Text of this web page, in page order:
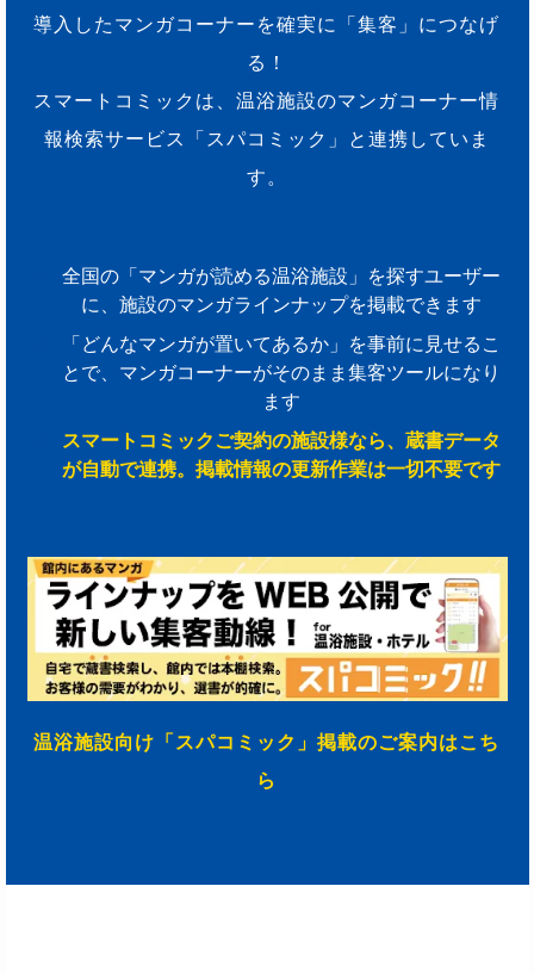
導入したマンガコーナーを確実に「集客」につなげ
る！
スマートコミックは、温浴施設のマンガコーナー情
報検索サービス「スパコミック」と連携していま
す。
全国の「マンガが読める温浴施設」を探すユーザー
に、施設のマンガラインナップを掲載できます
「どんなマンガが置いてあるか」を事前に見せるこ
とで、マンガコーナーがそのまま集客ツールになり
ます
スマートコミックご契約の施設様なら、蔵書データ
が自動で連携。掲載情報の更新作業は一切不要です
温浴施設向け「スパコミック」掲載のご案内はこち
ら